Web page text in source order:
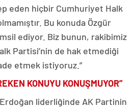
eden hiçbir Cumhuriyet Halk
Bu konuda Özgür
ediyor. Biz bunun, rakibimiz
Partisi’nin de hak etmediği
etmek istiyoruz.”
KONUYU KONUŞMUYOR”
liderliğinde AK Partinin